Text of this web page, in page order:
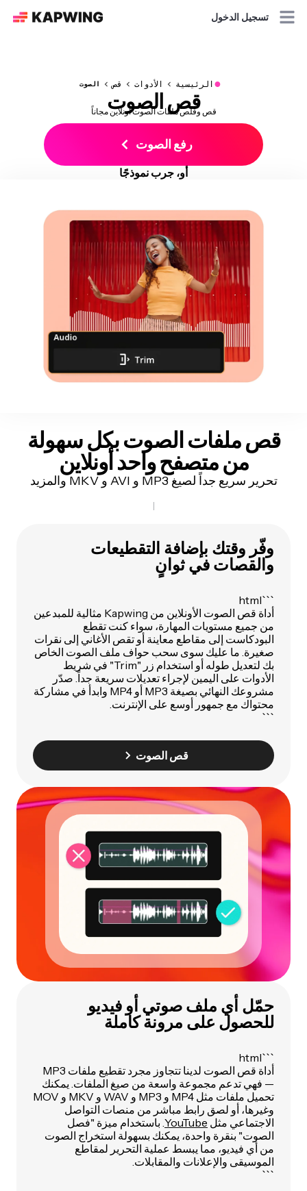
تسجيل الدخول
● الرئيسية الأدوات قص الصوت
قص الصوت
قص وقلص ملفات الصوت أونلاين مجاناً
رفع الصوت
أو، جرب نموذجًا
قص ملفات الصوت بكل سهولة
من متصفح واحد أونلاين
تحرير سريع جداً لصيغ MP3 و AVI و MKV والمزيد
وفّر وقتك بإضافة التقطيعات
والقصات في ثوانٍ
```html
أداة قص الصوت الأونلاين من Kapwing مثالية للمبدعين
من جميع مستويات المهارة، سواء كنت تقطع
البودكاست إلى مقاطع معاينة أو تقص الأغاني إلى نقرات
صغيرة. ما عليك سوى سحب حواف ملف الصوت الخاص
بك لتعديل طوله أو استخدام زر "Trim" في شريط
الأدوات على اليمين لإجراء تعديلات سريعة جداً. صدّر
مشروعك النهائي بصيغة MP3 أو MP4 وابدأ في مشاركة
محتواك مع جمهور أوسع على الإنترنت.
```
قص الصوت
حمّل أي ملف صوتي أو فيديو
للحصول على مرونة كاملة
```html
أداة قص الصوت لدينا تتجاوز مجرد تقطيع ملفات MP3
— فهي تدعم مجموعة واسعة من صيغ الملفات. يمكنك
تحميل ملفات مثل MP4 و MP3 و WAV و MKV و MOV
وغيرها، أو لصق رابط مباشر من منصات التواصل
الاجتماعي مثل YouTube. باستخدام ميزة "فصل
الصوت" بنقرة واحدة، يمكنك بسهولة استخراج الصوت
من أي فيديو، مما يبسط عملية التحرير لمقاطع
الموسيقى والإعلانات والمقابلات.
```